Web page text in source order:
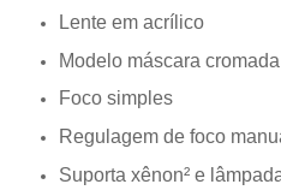
Lente em acrílico
Modelo máscara cromada
Foco simples
Regulagem de foco
Suporta xênon² e